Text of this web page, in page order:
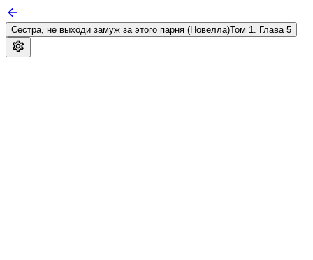
Сестра, не выходи замуж за этого парня (Новелла)Том 1. Глава 5